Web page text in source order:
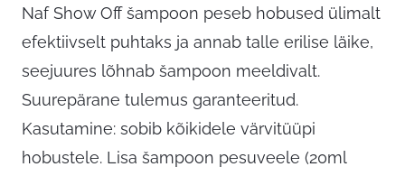
Naf Show Off šampoon peseb hobused ülimalt
efektiivselt puhtaks ja annab talle erilise läike,
seejuures lõhnab šampoon meeldivalt.
Suurepärane tulemus garanteeritud.
Kasutamine: sobib kõikidele värvitüüpi
hobustele. Lisa šampoon pesuveele (20ml